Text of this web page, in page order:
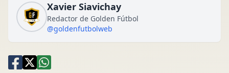
Xavier Siavichay
Redactor de Golden Fútbol
@goldenfutbolweb